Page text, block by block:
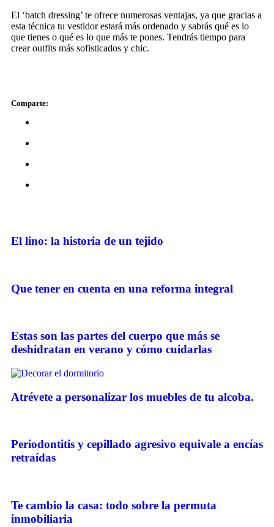
El ‘batch dressing’ te ofrece numerosas ventajas, ya que gracias a
esta técnica tu vestidor estará más ordenado y sabrás qué es lo
que tienes o qué es lo que más te pones. Tendrás tiempo para
crear outfits más sofisticados y chic.
Comparte:
El lino: la historia de un tejido
Que tener en cuenta en una reforma integral
Estas son las partes del cuerpo que más se
deshidratan en verano y cómo cuidarlas
Atrévete a personalizar los muebles de tu alcoba.
Periodontitis y cepillado agresivo equivale a encías
retraídas
Te cambio la casa: todo sobre la permuta
inmobiliaria